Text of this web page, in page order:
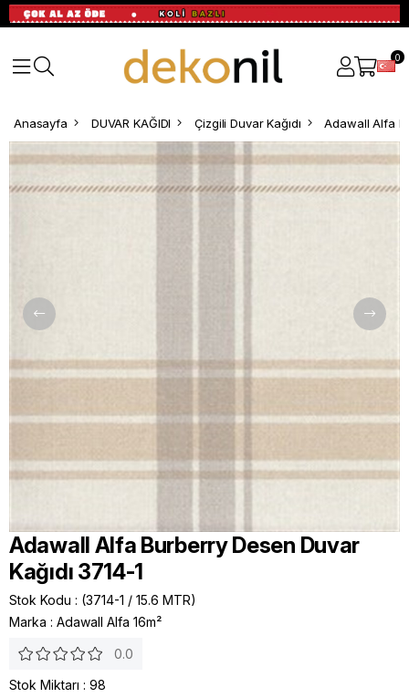
0
Anasayfa DUVAR KAĞIDI Çizgili Duvar Kağıdı Adawall Alfa
Adawall Alfa Burberry Desen Duvar
Kağıdı 3714-1
Stok Kodu
(3714-1 / 15.6 MTR)
Marka : Adawall Alfa 16m²
0.0
Stok Miktarı : 98